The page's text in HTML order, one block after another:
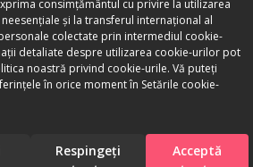
Fuste de Plajă
Genți pentru plajă
Șăpci
Lenjerie intimă